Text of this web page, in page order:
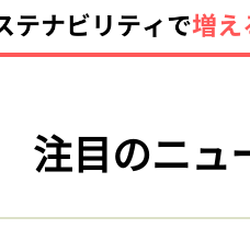
注目のニュ